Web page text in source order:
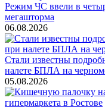
Режим ЧС ввели в
мегашторма
06.08.2026
Стали известны
налете БПЛА на
05.08.2026